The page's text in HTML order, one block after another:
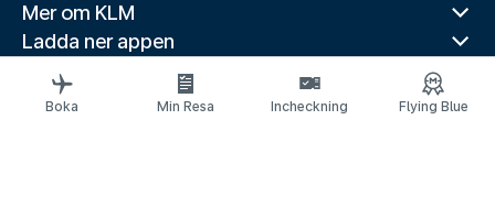
Mer om KLM
Ladda ner appen
Relaterade webbplatser
Reseguider
Boka Min Resa Incheckning Flying Blue